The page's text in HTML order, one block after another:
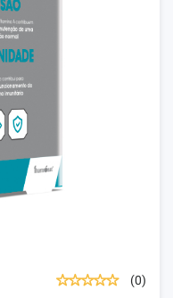
(0)